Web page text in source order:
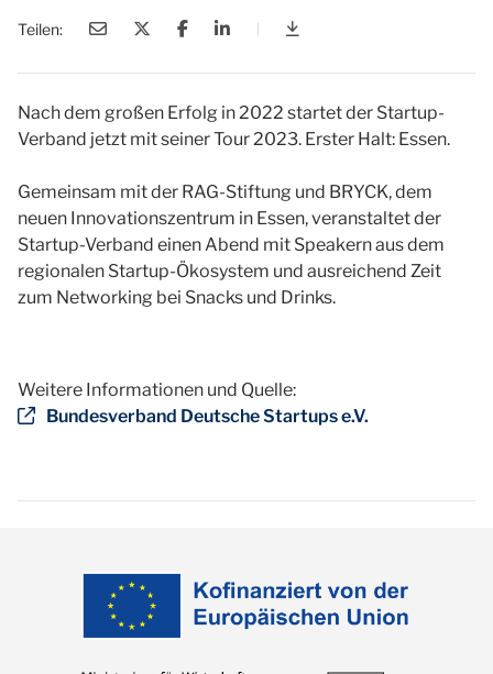
Teilen:
Startup Verband on Tour:
Nach dem großen Erfolg in 2022 startet der Startup-
Verband jetzt mit seiner Tour 2023. Erster Halt: Essen.
Gemeinsam mit der RAG-Stiftung und BRYCK, dem
neuen Innovationszentrum in Essen, veranstaltet der
Startup-Verband einen Abend mit Speakern aus dem
regionalen Startup-Ökosystem und ausreichend Zeit
zum Networking bei Snacks und Drinks.
Weitere Informationen und Quelle:
Bundesverband Deutsche Startups e.V.